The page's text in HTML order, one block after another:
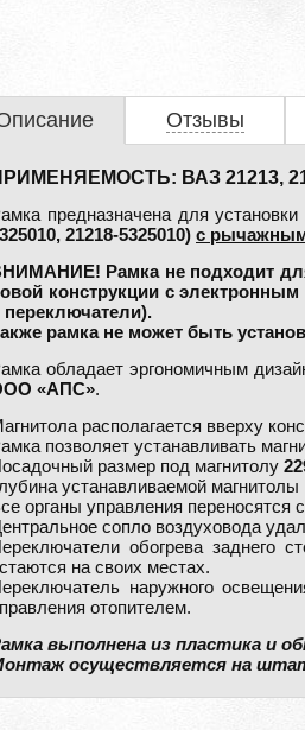
Отзывы
ВАЗ 21213,
предназначена для
21218-5325010) с рычажным
Рамка не подходит
конструкции с
переключатели).
рамка не может быть
обладает эргономичным
«АПС».
располагается вверху
позволяет устанавливать
размер под магнитолу
устанавливаемой
органы управления переносятся
сопло воздуховода
обогрева заднего
на своих местах.
наружного
отопителем.
выполнена из пластика и
осуществляется на